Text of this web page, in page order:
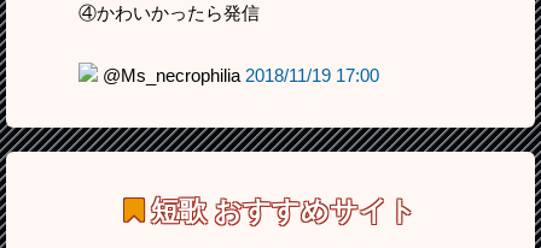
④かわいかったら発信
@Ms_necrophilia 2018/11/19 17:00
短歌おすすめサイト